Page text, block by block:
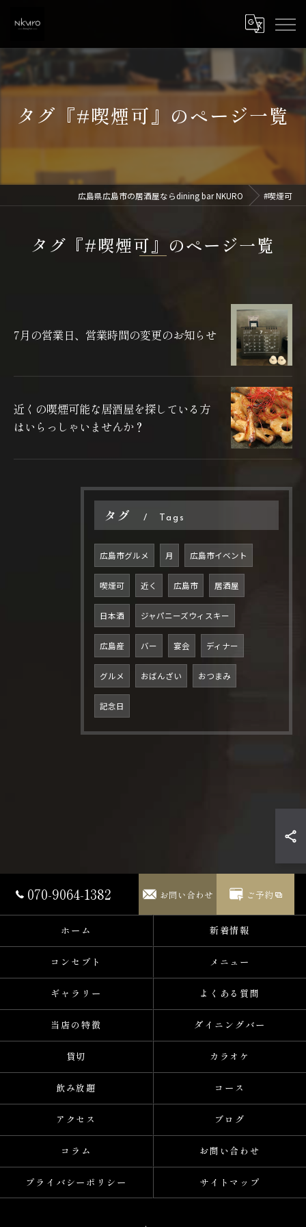
タグ『#喫煙可』のページ一覧
広島県広島市の居酒屋ならdining bar NKURO #喫煙可
タグ『#喫煙可』のページ一覧
7月の営業日、営業時間の変更のお知らせ
近くの喫煙可能な居酒屋を探している方
はいらっしゃいませんか？
タグ Tags
広島市グルメ 月 広島市イベント
喫煙可 近く 広島市 居酒屋
日本酒 ジャパニーズウィスキー
広島産 バー 宴会 ディナー
グルメ おばんざい おつまみ
記念日
070-9064-1382 お問い合わせ ご予約
ホーム 新着情報
コンセプト メニュー
ギャラリー よくある質問
当店の特徴 ダイニングバー
貸切 カラオケ
飲み放題 コース
アクセス ブログ
コラム お問い合わせ
プライバシーポリシー サイトマップ